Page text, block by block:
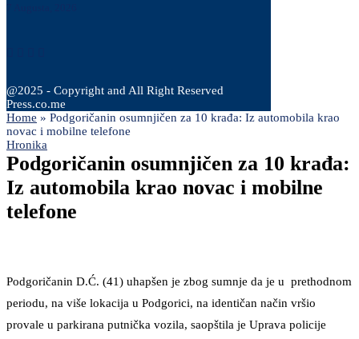
@2025 - Copyright and All Right Reserved
Press.co.me
Home » Podgoričanin osumnjičen za 10 krađa: Iz automobila krao
novac i mobilne telefone
Hronika
Podgoričanin osumnjičen za 10 krađa:
Iz automobila krao novac i mobilne
telefone
Podgoričanin D.Ć. (41) uhapšen je zbog sumnje da je u prethodnom
periodu, na više lokacija u Podgorici, na identičan način vršio
provale u parkirana putnička vozila, saopštila je Uprava policije